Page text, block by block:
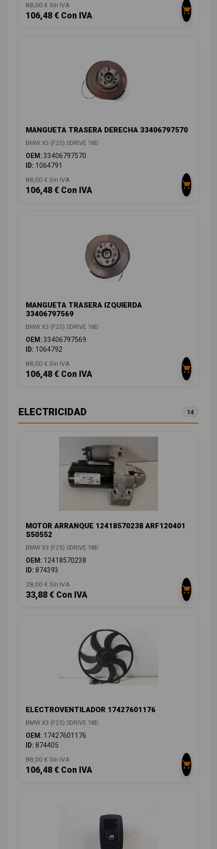
88,00 € Sin IVA
106,48 € Con IVA
MANGUETA TRASERA DERECHA 33406797570
BMW X3 (F25) SDRIVE 18D
OEM: 33406797570
ID: 1064791
88,00 € Sin IVA
106,48 € Con IVA
MANGUETA TRASERA IZQUIERDA
33406797569
BMW X3 (F25) SDRIVE 18D
OEM: 33406797569
ID: 1064792
88,00 € Sin IVA
106,48 € Con IVA
ELECTRICIDAD 14
MOTOR ARRANQUE 12418570238 ARF120401
S50552
BMW X3 (F25) SDRIVE 18D
OEM: 12418570238
ID: 874393
28,00 € Sin IVA
33,88 € Con IVA
ELECTROVENTILADOR 17427601176
BMW X3 (F25) SDRIVE 18D
OEM: 17427601176
ID: 874405
88,00 € Sin IVA
106,48 € Con IVA